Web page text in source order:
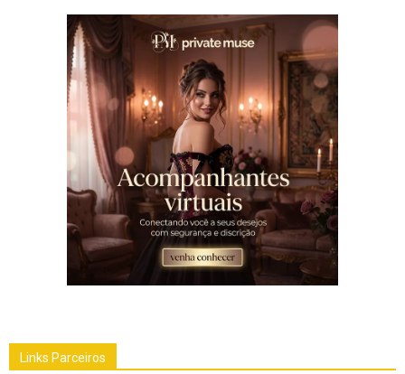
Links Parceiros